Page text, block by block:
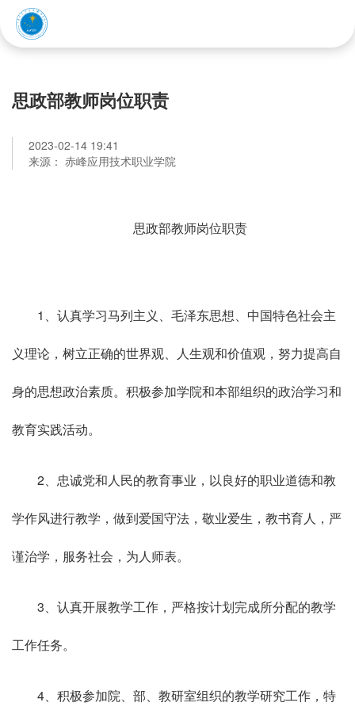
思政部教师岗位职责
2023-02-14 19:41
来源： 赤峰应用技术职业学院
思政部教师岗位职责
1、认真学习马列主义、毛泽东思想、中国特色社会主
义理论，树立正确的世界观、人生观和价值观，努力提高自
身的思想政治素质。积极参加学院和本部组织的政治学习和
教育实践活动。
2、忠诚党和人民的教育事业，以良好的职业道德和教
学作风进行教学，做到爱国守法，敬业爱生，教书育人，严
谨治学，服务社会，为人师表。
3、认真开展教学工作，严格按计划完成所分配的教学
工作任务。
4、积极参加院、部、教研室组织的教学研究工作，特